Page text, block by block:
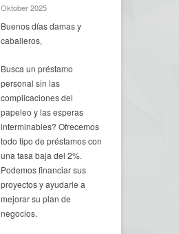
Oktober 2025
Buenos días damas y
caballeros,
Busca un préstamo
personal sin las
complicaciones del
papeleo y las esperas
interminables? Ofrecemos
todo tipo de préstamos con
una tasa baja del 2%.
Podemos financiar sus
proyectos y ayudarle a
mejorar su plan de
negocios.